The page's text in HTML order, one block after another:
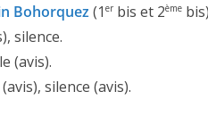
Bohorquez(1 er bis et 2ème
silence.
(avis).
silence (avis).